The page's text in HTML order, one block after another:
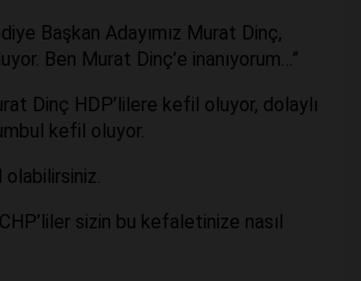
Başkan Adayımız Murat Dinç,
Ben Murat Dinç’e inanıyorum…”
Dinç HDP’lilere kefil oluyor, dolaylı
kefil oluyor.
sizin bu kefaletinize nasıl